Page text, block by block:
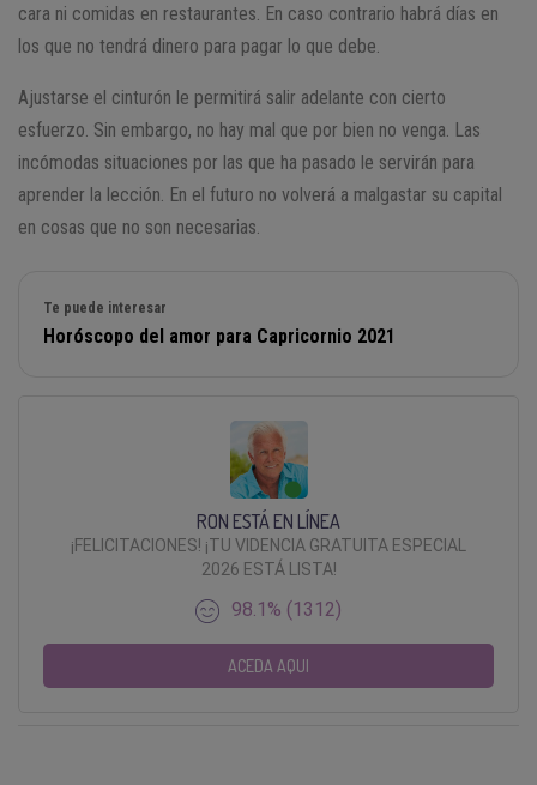
cara ni comidas en restaurantes. En caso contrario habrá días en
los que no tendrá dinero para pagar lo que debe.
Ajustarse el cinturón le permitirá salir adelante con cierto
esfuerzo. Sin embargo, no hay mal que por bien no venga. Las
incómodas situaciones por las que ha pasado le servirán para
aprender la lección. En el futuro no volverá a malgastar su capital
en cosas que no son necesarias.
Te puede interesar
Horóscopo del amor para Capricornio 2021
RON ESTÁ EN LÍNEA
¡FELICITACIONES! ¡TU VIDENCIA GRATUITA ESPECIAL
2026 ESTÁ LISTA!
98.1% (1312)
ACEDA AQUI